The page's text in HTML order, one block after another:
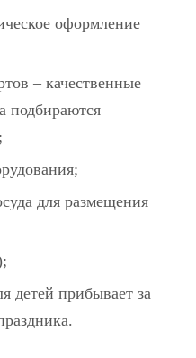
оформление
– качественные
подбираются
для размещения
детей прибывает за